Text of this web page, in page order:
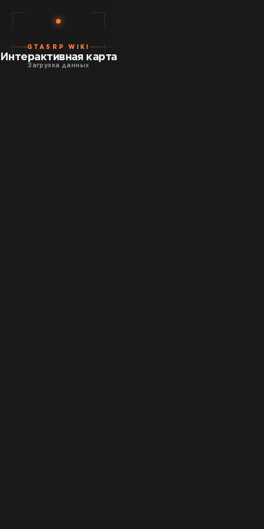
GTA5RP WIKI
Интерактивная карта
Загрузка данных